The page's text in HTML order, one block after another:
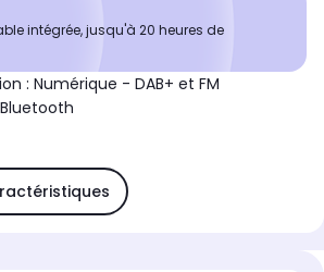
intégrée, jusqu'à 20 heures de
: Numérique - DAB+ et FM